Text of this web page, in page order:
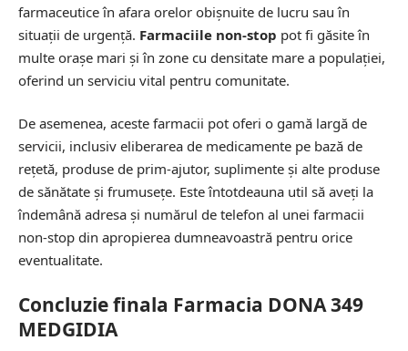
farmaceutice în afara orelor obișnuite de lucru sau în
situații de urgență. Farmaciile non-stop pot fi găsite în
multe orașe mari și în zone cu densitate mare a populației,
oferind un serviciu vital pentru comunitate.
De asemenea, aceste farmacii pot oferi o gamă largă de
servicii, inclusiv eliberarea de medicamente pe bază de
rețetă, produse de prim-ajutor, suplimente și alte produse
de sănătate și frumusețe. Este întotdeauna util să aveți la
îndemână adresa și numărul de telefon al unei farmacii
non-stop din apropierea dumneavoastră pentru orice
eventualitate.
Concluzie finala Farmacia DONA 349
MEDGIDIA